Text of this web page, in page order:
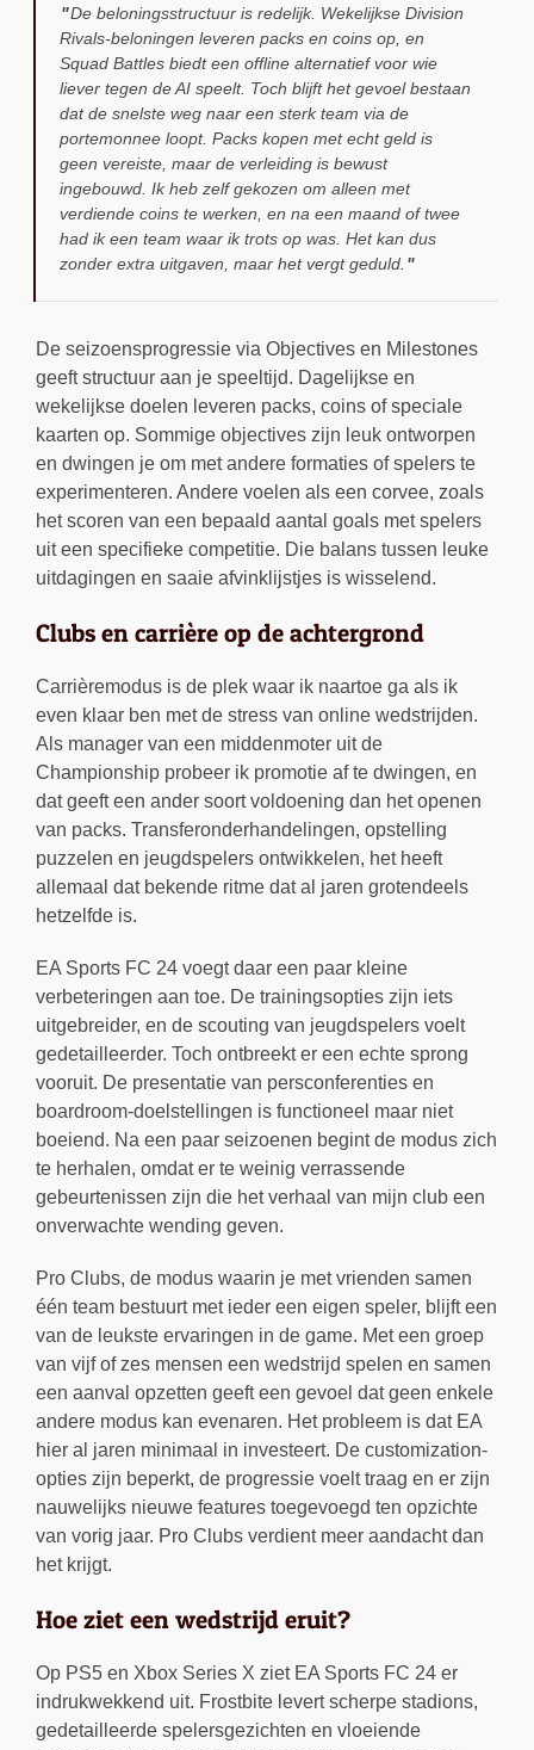
De beloningsstructuur is redelijk. Wekelijkse Division
Rivals-beloningen leveren packs en coins op, en
Squad Battles biedt een offline alternatief voor wie
liever tegen de AI speelt. Toch blijft het gevoel bestaan
dat de snelste weg naar een sterk team via de
portemonnee loopt. Packs kopen met echt geld is
geen vereiste, maar de verleiding is bewust
ingebouwd. Ik heb zelf gekozen om alleen met
verdiende coins te werken, en na een maand of twee
had ik een team waar ik trots op was. Het kan dus
zonder extra uitgaven, maar het vergt geduld.
De seizoensprogressie via Objectives en Milestones
geeft structuur aan je speeltijd. Dagelijkse en
wekelijkse doelen leveren packs, coins of speciale
kaarten op. Sommige objectives zijn leuk ontworpen
en dwingen je om met andere formaties of spelers te
experimenteren. Andere voelen als een corvee, zoals
het scoren van een bepaald aantal goals met spelers
uit een specifieke competitie. Die balans tussen leuke
uitdagingen en saaie afvinklijstjes is wisselend.
Clubs en carrière op de achtergrond
Carrièremodus is de plek waar ik naartoe ga als ik
even klaar ben met de stress van online wedstrijden.
Als manager van een middenmoter uit de
Championship probeer ik promotie af te dwingen, en
dat geeft een ander soort voldoening dan het openen
van packs. Transferonderhandelingen, opstelling
puzzelen en jeugdspelers ontwikkelen, het heeft
allemaal dat bekende ritme dat al jaren grotendeels
hetzelfde is.
EA Sports FC 24 voegt daar een paar kleine
verbeteringen aan toe. De trainingsopties zijn iets
uitgebreider, en de scouting van jeugdspelers voelt
gedetailleerder. Toch ontbreekt er een echte sprong
vooruit. De presentatie van persconferenties en
boardroom-doelstellingen is functioneel maar niet
boeiend. Na een paar seizoenen begint de modus zich
te herhalen, omdat er te weinig verrassende
gebeurtenissen zijn die het verhaal van mijn club een
onverwachte wending geven.
Pro Clubs, de modus waarin je met vrienden samen
één team bestuurt met ieder een eigen speler, blijft een
van de leukste ervaringen in de game. Met een groep
van vijf of zes mensen een wedstrijd spelen en samen
een aanval opzetten geeft een gevoel dat geen enkele
andere modus kan evenaren. Het probleem is dat EA
hier al jaren minimaal in investeert. De customization-
opties zijn beperkt, de progressie voelt traag en er zijn
nauwelijks nieuwe features toegevoegd ten opzichte
van vorig jaar. Pro Clubs verdient meer aandacht dan
het krijgt.
Hoe ziet een wedstrijd eruit?
Op PS5 en Xbox Series X ziet EA Sports FC 24 er
indrukwekkend uit. Frostbite levert scherpe stadions,
gedetailleerde spelersgezichten en vloeiende